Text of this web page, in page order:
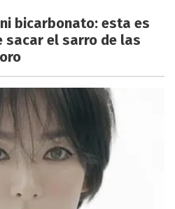
bicarbonato: esta es
sacar el sarro de las